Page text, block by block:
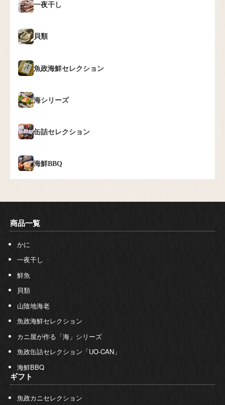
一夜干し
貝類
魚政海鮮セレクション
海シリーズ
缶詰セレクション
海鮮BBQ
商品一覧
かに
一夜干し
鮮魚
貝類
山陰地海老
魚政海鮮セレクション
カニ屋が作る「海」シリーズ
魚政缶詰セレクション「UO-CAN」
海鮮BBQ
ギフト
魚政カニセレクション